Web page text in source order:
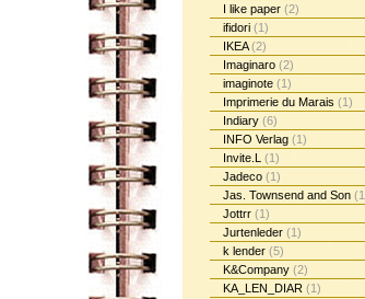
I like paper (2)
ifidori (1)
IKEA(2)
Imaginaro (2)
imaginote (1)
Imprimerie du Marais (1)
Indiary (6)
INFO Verlag (1)
Invite.L (1)
Jadeco (1)
Jas. Townsend and Son
Jottrr (1)
Jurtenleder (1)
k lender (5)
K&Company (2)
KA_LEN_DIAR (1)